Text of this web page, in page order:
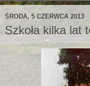
ŚRODA, 5 CZERWCA 2013
Szkoła kilka lat